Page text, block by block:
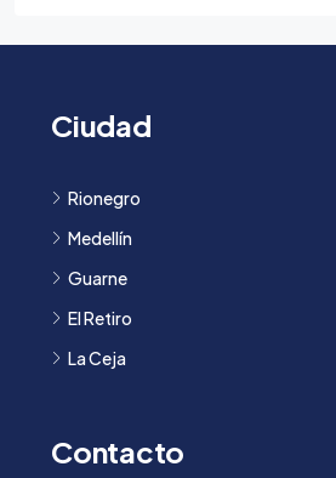
Ciudad
Rionegro
Medellín
Guarne
El Retiro
La Ceja
Contacto